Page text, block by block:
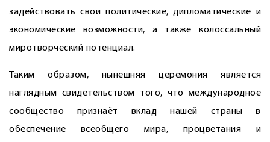
задействовать свои политические, дипломатические и
экономические возможности, а также колоссальный
миротворческий потенциал.
Таким образом, нынешняя церемония является
наглядным свидетельством того, что международное
сообщество признаёт вклад нашей страны в
обеспечение всеобщего мира, процветания и